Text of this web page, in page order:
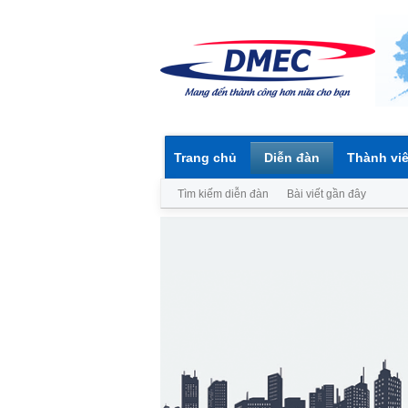
Trang chủ Diễn đàn
Tìm kiếm diễn đàn Bài viết gần đây
Thành